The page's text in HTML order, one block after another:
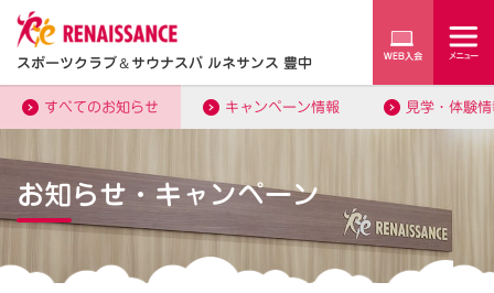
スポーツクラブ＆サウナスパ ルネサンス 豊中
すべてのお知らせ キャンペーン情報 見学・体験
お知らせ・キャンペーン